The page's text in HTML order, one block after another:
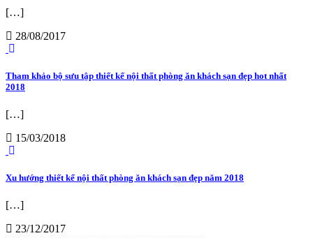
[…]
28/08/2017
Tham khảo bộ sưu tập thiết kế nội thất phòng ăn khách sạn đẹp hot nhất
2018
[…]
15/03/2018
Xu hướng thiết kế nội thất phòng ăn khách sạn đẹp năm 2018
[…]
23/12/2017